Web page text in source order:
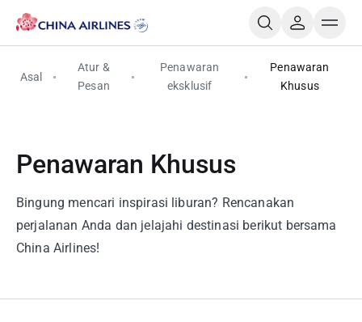
Asal
Atur &
Pesan
Penawaran
eksklusif
Penawaran
Khusus
Penawaran Khusus
Bingung mencari inspirasi liburan? Rencanakan
perjalanan Anda dan jelajahi destinasi berikut bersama
China Airlines!